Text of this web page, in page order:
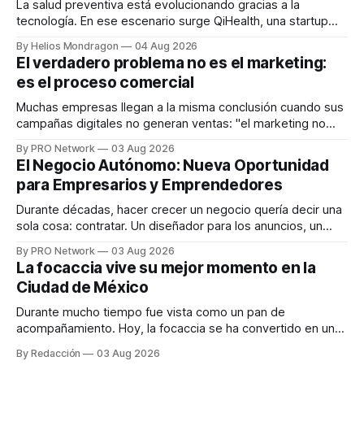
La salud preventiva está evolucionando gracias a la
tecnología. En ese escenario surge QiHealth, una startup
dispositivos inteligentes, inteligencia artificial y monitoreo
en tiempo real para ayudar a las personas a tomar mejores
decisiones sobre su salud metabólica. Su propuesta busca
responder
By Helios Mondragon 04 Aug 2026
El verdadero problema no es el marketing:
es el proceso comercial
Muchas empresas llegan a la misma conclusión cuando sus
campañas digitales no generan ventas: "el marketing no
INTERIUS, el problema suele estar en otro lugar. Durante
una entrevista para el podcast SER PRO, el especialista en
marketing digital explicó que
By PRO Network 03 Aug 2026
El Negocio Autónomo: Nueva Oportunidad
para Empresarios y Emprendedores
Durante décadas, hacer crecer un negocio quería decir una
sola cosa: contratar. Un diseñador para los anuncios, un
para los textos, alguien que supiera de publicidad digital
para encontrar prospectos, un vendedor para atender
llamadas y mensajes, y —con suerte— una persona
By PRO Network 03 Aug 2026
La focaccia vive su mejor momento en la
Ciudad de México
Durante mucho tiempo fue vista como un pan de
acompañamiento. Hoy, la focaccia se ha convertido en uno
artesanal, ingredientes de calidad y experiencias que
By Redacción 03 Aug 2026